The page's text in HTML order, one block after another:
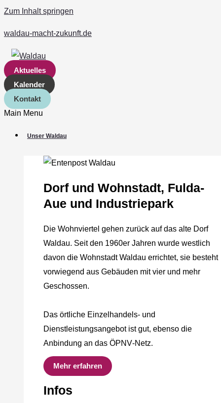
Zum Inhalt springen
waldau-macht-zukunft.de
Aktuelles
Kalender
Kontakt
Main Menu
Unser Waldau
Dorf und Wohnstadt, Fulda‐
Aue und Industriepark
Die Wohnviertel gehen zurück auf das alte Dorf
Waldau. Seit den 1960er Jahren wurde westlich
davon die Wohnstadt Waldau errichtet, sie besteht
vorwiegend aus Gebäuden mit vier und mehr
Geschossen.
Das örtliche Einzelhandels‐ und
Dienstleistungsangebot ist gut, ebenso die
Anbindung an das ÖPNV‐Netz.
Mehr erfahren
Infos